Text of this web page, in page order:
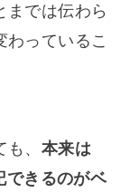
までは伝わら
っているこ
、 本来は
できるのがベ